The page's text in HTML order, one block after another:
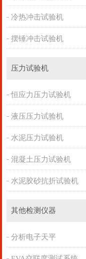
冷热冲击试验机
摆锤冲击试验机
压力试验机
恒应力压力试验机
液压压力试验机
水泥压力试验机
混凝土压力试验机
水泥胶砂抗折试验机
其他检测仪器
分析电子天平